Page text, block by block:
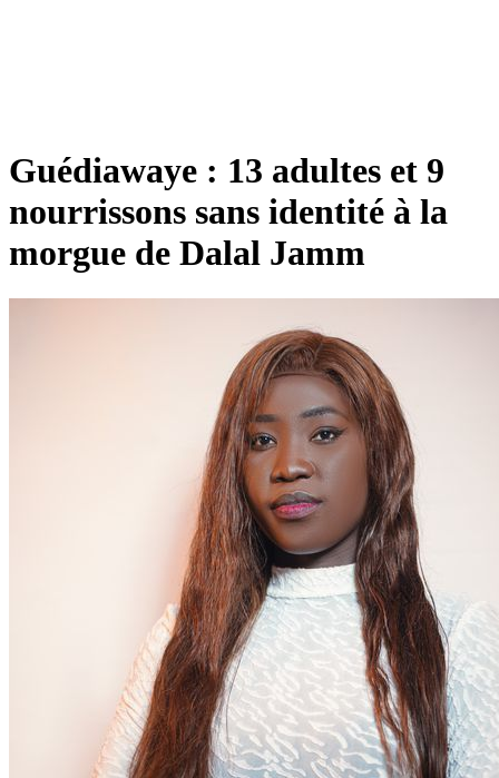
Guédiawaye : 13 adultes et 9
nourrissons sans identité à la
morgue de Dalal Jamm